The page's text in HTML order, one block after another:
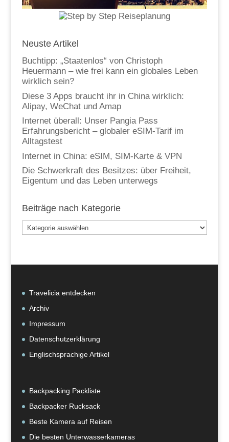
Neuste Artikel
Buchtipp: „Staatenlos“ von Christoph
Heuermann – wie frei kann ein globales Leben
wirklich sein?
Diese 3 Apps braucht ihr in China wirklich:
Alipay, WeChat und Amap
Internet überall: Unser Pangia Pass
Erfahrungsbericht – globaler eSIM-Tarif im
Alltagstest
Internet in China: eSIM, SIM-Karte & VPN
Die Schwerkraft des Besitzes: über Freiheit,
Eigentum und das Leben unterwegs
Beiträge nach Kategorie
Beiträge
nach
Travelicia entdecken
Archiv
Impressum
Datenschutzerklärung
Englischsprachige Artikel
Backpacking Packliste
Backpacker Rucksack
Beste Kamera auf Reisen
Die besten Unterwasserkameras